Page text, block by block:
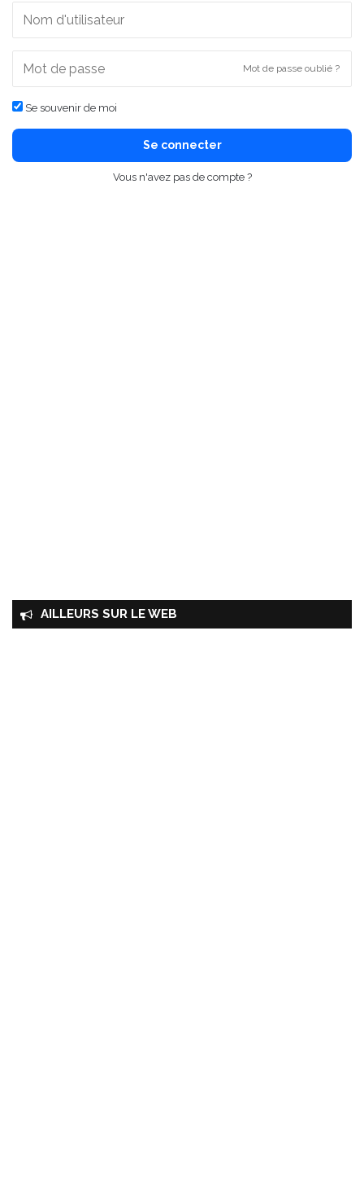
Mot de passe oublié ?
Se souvenir de moi
Se connecter
Vous n'avez pas de compte ?
AILLEURS SUR LE WEB